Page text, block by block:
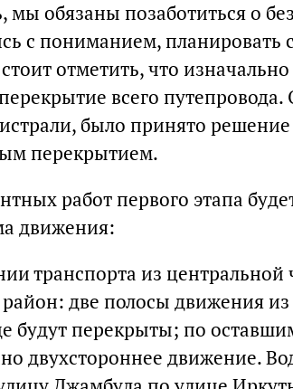
мы обязаны позаботиться о
с пониманием, планировать
отметить, что
всего
было принято
перекрытием.
работ первого этапа
движения:
транспорта из центральной
две полосы движения
будут перекрыты; по
двухстороннее движение.